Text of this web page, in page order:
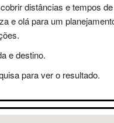
distâncias e tempos de
e olá para um
e destino.
para ver o resultado.